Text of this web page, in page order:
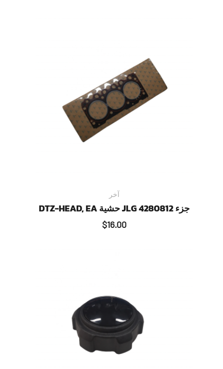
جزء JLG 4280812 حشية DTZ-HEAD, EA
$16.00